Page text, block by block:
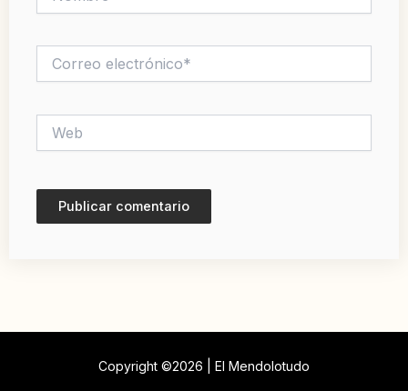
electrónico*
Copyright ©2026 | El Mendolotudo